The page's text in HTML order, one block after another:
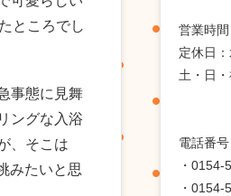
ところでし
事態に見舞
ングな入浴
、そこは
みたいと思
営業時
定休日
土・日
電話番
・0154-
・0154-